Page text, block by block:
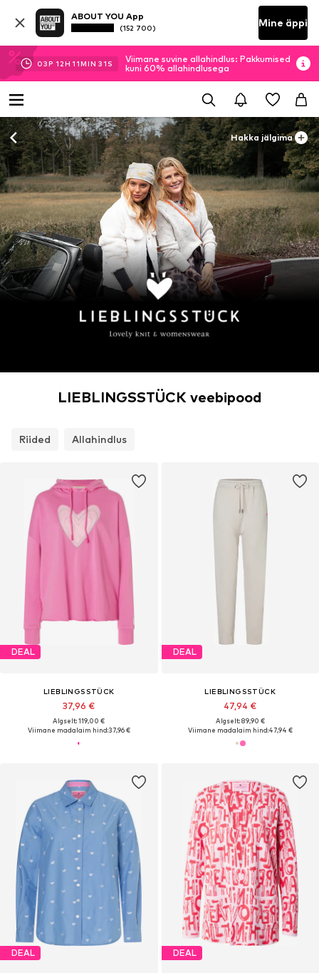
ABOUT YOU App
(152 700) Mine äppi
03P 12H 11MIN 29 S
Viimane suvine allahindlus: Pakkumised
kuni 60% allahindlusega
Hakka jälgima
LIEBLINGSSTÜCK veebipood
Riided Allahindlus
DEAL
LIEBLINGSSTÜCK
37,96 €
Algselt: 119,00 €
Viimane madalaim hind:37,96 €
DEAL
LIEBLINGSSTÜCK
47,94 €
Algselt: 89,90 €
Viimane madalaim hind:47,94 €
DEAL DEAL